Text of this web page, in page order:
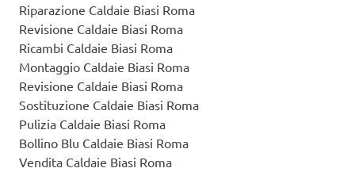
Riparazione Caldaie Biasi Roma
Revisione Caldaie Biasi Roma
Ricambi Caldaie Biasi Roma
Montaggio Caldaie Biasi Roma
Revisione Caldaie Biasi Roma
Sostituzione Caldaie Biasi Roma
Pulizia Caldaie Biasi Roma
Bollino Blu Caldaie Biasi Roma
Vendita Caldaie Biasi Roma